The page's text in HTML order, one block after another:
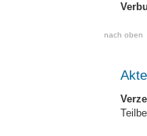
nach oben